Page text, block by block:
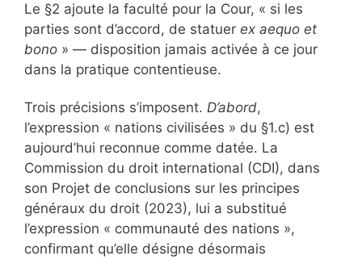
Le §2 ajoute la faculté pour la Cour, « si les
parties sont d’accord, de statuer ex aequo et
bono » — disposition jamais activée à ce jour
dans la pratique contentieuse.
Trois précisions s’imposent. D’abord,
l’expression « nations civilisées » du §1.c) est
aujourd’hui reconnue comme datée. La
Commission du droit international (CDI), dans
son Projet de conclusions sur les principes
généraux du droit (2023), lui a substitué
l’expression « communauté des nations »,
confirmant qu’elle désigne désormais